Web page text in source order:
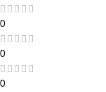
0
0
0